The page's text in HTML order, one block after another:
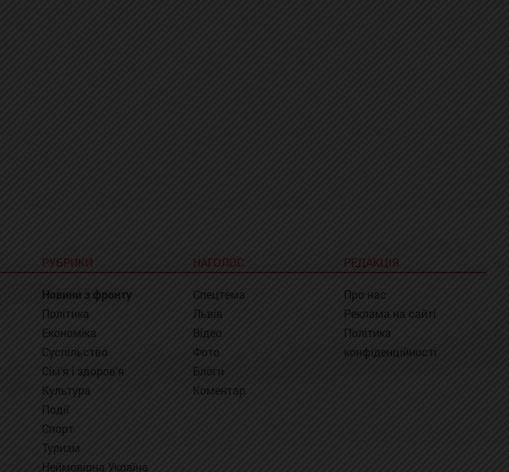
РУБРИКИ
Новини з фронту
Політика
Економіка
Суспільство
Сім'я і здоров'я
Культура
Події
Спорт
Туризм
Неймовірна Україна
НАГОЛОС
Спецтема
Львів
Відео
Фото
Блоги
Коментар
РЕДАКЦІЯ
Про нас
Реклама на сайті
Політика
конфіденційності